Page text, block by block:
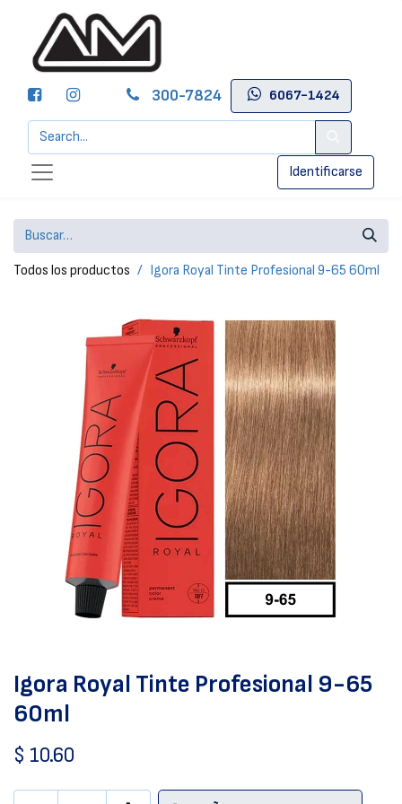
300-7824 6067-1424
Identificarse
Todos los productos Igora Royal Tinte Profesional 9-65 60ml
Igora Royal Tinte Profesional 9-65
60ml
$ 10.60